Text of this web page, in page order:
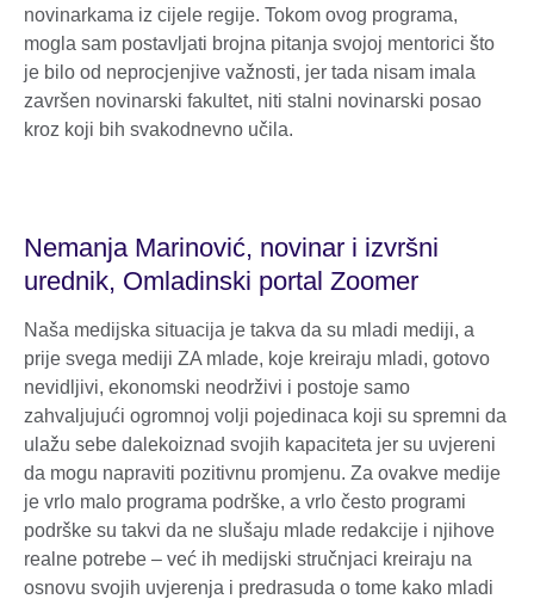
novinarkama iz cijele regije. Tokom ovog programa,
mogla sam postavljati brojna pitanja svojoj mentorici što
je bilo od neprocjenjive važnosti, jer tada nisam imala
završen novinarski fakultet, niti stalni novinarski posao
kroz koji bih svakodnevno učila.
Nemanja Marinović, novinar i izvršni
urednik, Omladinski portal Zoomer
Naša medijska situacija je takva da su mladi mediji, a
prije svega mediji ZA mlade, koje kreiraju mladi, gotovo
nevidljivi, ekonomski neodrživi i postoje samo
zahvaljujući ogromnoj volji pojedinaca koji su spremni da
ulažu sebe dalekoiznad svojih kapaciteta jer su uvjereni
da mogu napraviti pozitivnu promjenu. Za ovakve medije
je vrlo malo programa podrške, a vrlo često programi
podrške su takvi da ne slušaju mlade redakcije i njihove
realne potrebe – već ih medijski stručnjaci kreiraju na
osnovu svojih uvjerenja i predrasuda o tome kako mladi